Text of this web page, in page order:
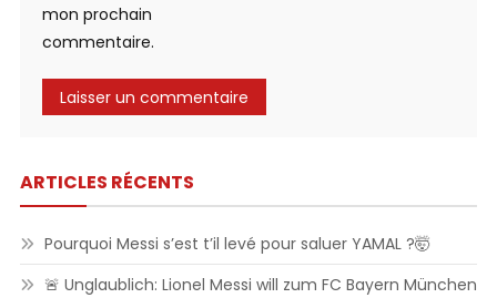
mon prochain
commentaire.
ARTICLES RÉCENTS
Pourquoi Messi s’est t’il levé pour saluer YAMAL ?🤯
🚨 Unglaublich: Lionel Messi will zum FC Bayern München